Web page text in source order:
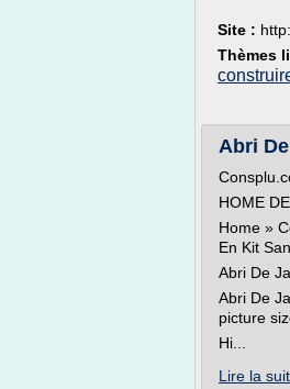
Site :
Thèmes
Abri
HOME
Home »
En Kit
Abri De
Abri De
picture
Hi...
Lire la